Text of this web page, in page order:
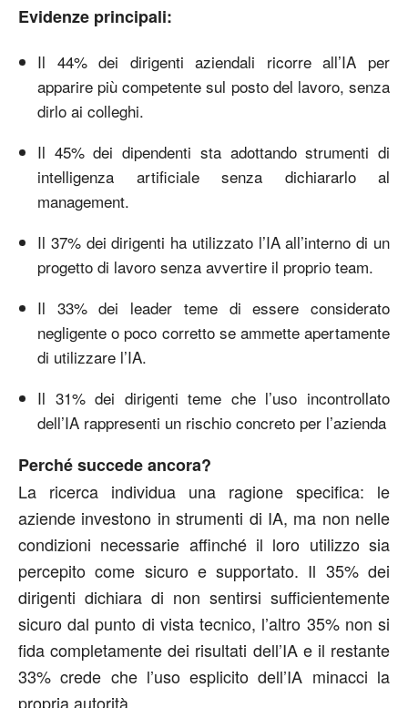
Evidenze principali:
Il 44% dei dirigenti aziendali ricorre all’IA per
apparire più competente sul posto del lavoro, senza
dirlo ai colleghi.
Il 45% dei dipendenti sta adottando strumenti di
intelligenza artificiale senza dichiararlo al
management.
Il 37% dei dirigenti ha utilizzato l’IA all’interno di un
progetto di lavoro senza avvertire il proprio team.
Il 33% dei leader teme di essere considerato
negligente o poco corretto se ammette apertamente
di utilizzare l’IA.
Il 31% dei dirigenti teme che l’uso incontrollato
dell’IA rappresenti un rischio concreto per l’azienda
Perché succede ancora?
La ricerca individua una ragione specifica: le
aziende investono in strumenti di IA, ma non nelle
condizioni necessarie affinché il loro utilizzo sia
percepito come sicuro e supportato. Il 35% dei
dirigenti dichiara di non sentirsi sufficientemente
sicuro dal punto di vista tecnico, l’altro 35% non si
fida completamente dei risultati dell’IA e il restante
33% crede che l’uso esplicito dell’IA minacci la
propria autorità.